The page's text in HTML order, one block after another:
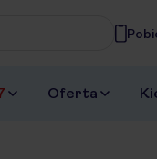
szukasz
Oferta